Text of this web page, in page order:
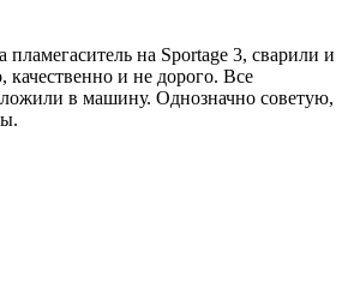
пламегаситель на Sportage 3, сварили и
и не дорого. Все
в машину. Однозначно советую,